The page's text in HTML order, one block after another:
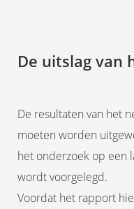
De uitslag van
De resultaten van het
moeten worden
het onderzoek op een
wordt voorgelegd.
Voordat het rapport